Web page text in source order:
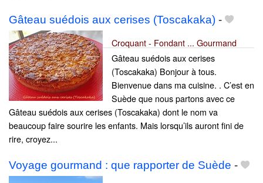
Gâteau suédois aux cerises (Toscakaka) -
Croquant - Fondant ... Gourmand
Gâteau suédois aux cerises
(Toscakaka) Bonjour à tous.
Bienvenue dans ma cuisine. . C’est en
Suède que nous partons avec ce
Gâteau suédois aux cerises (Toscakaka) dont le nom va
beaucoup faire sourire les enfants. Mais lorsqu’ils auront fini de
rire, croyez...
Voyage gourmand : que rapporter de Suède -